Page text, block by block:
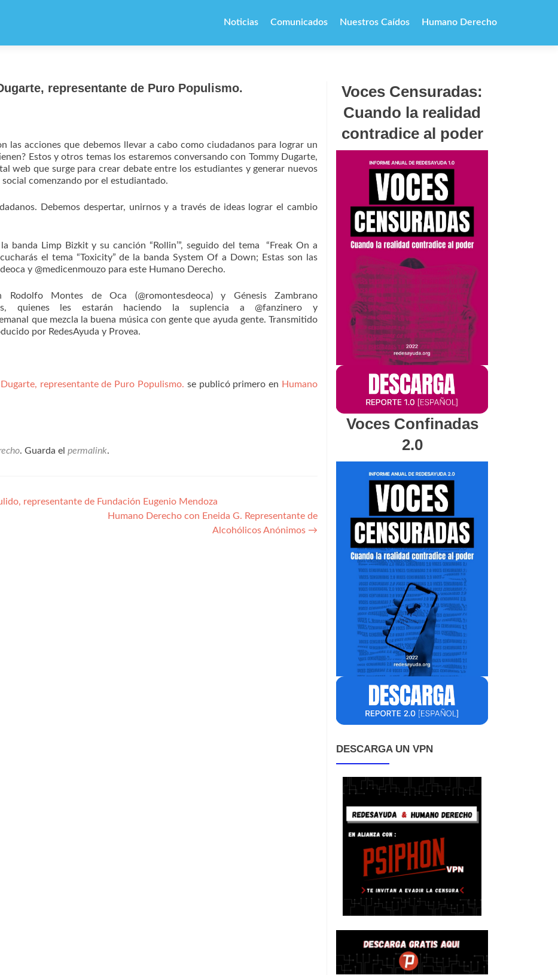
al
Noticias Comunicados Nuestros Caídos Humano Derecho
representante de Puro Populismo.
las acciones que debemos llevar a cabo como ciudadanos para lograr un
Estos y otros temas los estaremos conversando con Tommy Dugarte,
web que surge para crear debate entre los estudiantes y generar nuevos
comenzando por el estudiantado.
Debemos despertar, unirnos y a través de ideas lograr el cambio
banda Limp Bizkit y su canción “Rollin’”, seguido del tema “Freak On a
el tema “Toxicity” de la banda System Of a Down; Estas son las
y @medicenmouzo para este Humano Derecho.
Montes de Oca (@romontesdeoca) y Génesis Zambrano
quienes les estarán haciendo la suplencia a @fanzinero y
que mezcla la buena música con gente que ayuda gente. Transmitido
por RedesAyuda y Provea.
representante de Puro Populismo. se publicó primero en Humano
. Guarda el permalink.
representante de Fundación Eugenio Mendoza
Humano Derecho con Eneida G. Representante de
Alcohólicos Anónimos →
Voces Censuradas:
Cuando la realidad
contradice al poder
Voces Confinadas
2.0
DESCARGA UN VPN